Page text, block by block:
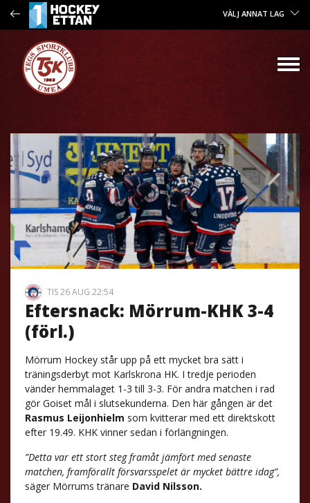
VÄLJ ANNAT LAG
TIS 26 AUG 22:54
Eftersnack: Mörrum-KHK 3-4
(förl.)
Mörrum Hockey står upp på ett mycket bra sätt i
träningsderbyt mot Karlskrona HK. I tredje perioden
vänder hemmalaget 1-3 till 3-3. För andra matchen i rad
gör Goiset mål i slutsekunderna. Den här gången är det
Rasmus Leijonhielm som kvitterar med ett direktskott
efter 19.49. KHK vinner sedan i förlängningen.
”Detta var ett stort steg framåt jämfört med senaste
matchen, framförallt försvarsspelet är mycket bättre idag”,
säger Mörrums tränare David Nilsson.